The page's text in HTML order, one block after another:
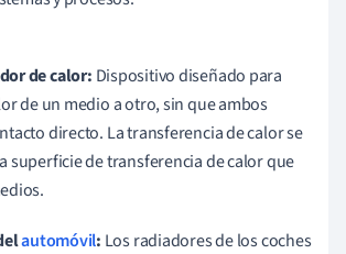
de calor: Dispositivo diseñado para
de un medio a otro, sin que ambos
directo. La transferencia de calor se
superficie de transferencia de calor que
automóvil: Los radiadores de los coches